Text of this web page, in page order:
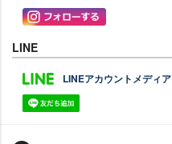
LINE
LINEアカウントメディア